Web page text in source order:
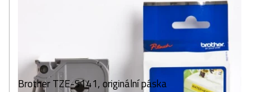
Brother TZE-S141, originální páska